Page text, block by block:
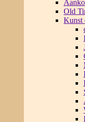
Old
Kunst